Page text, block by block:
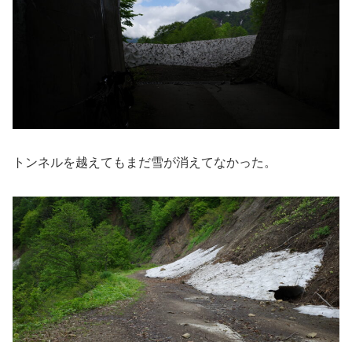
トンネルを越えてもまだ雪が消えてなかった。